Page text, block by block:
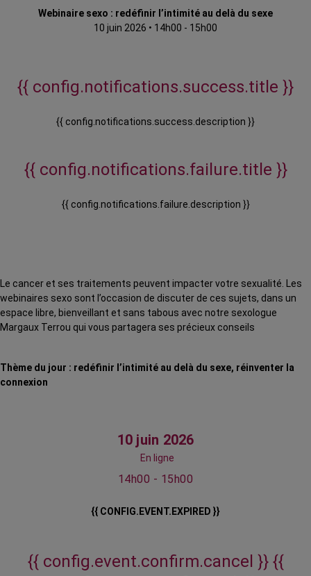
Webinaire sexo : redéfinir l’intimité au delà du sexe
10 juin 2026 • 14h00 - 15h00
{{ config.notifications.success.title }}
{{ config.notifications.success.description }}
{{ config.notifications.failure.title }}
{{ config.notifications.failure.description }}
Le cancer et ses traitements peuvent impacter votre sexualité. Les
webinaires sexo sont l’occasion de discuter de ces sujets, dans un
espace libre, bienveillant et sans tabous avec notre sexologue
Margaux Terrou qui vous partagera ses précieux conseils
Thème du jour : redéfinir l’intimité au delà du sexe, réinventer la
connexion
10 juin 2026
En ligne
14h00 - 15h00
{{ CONFIG.EVENT.EXPIRED }}
{{ config.event.confirm.cancel }} {{